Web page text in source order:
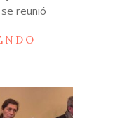
reunió